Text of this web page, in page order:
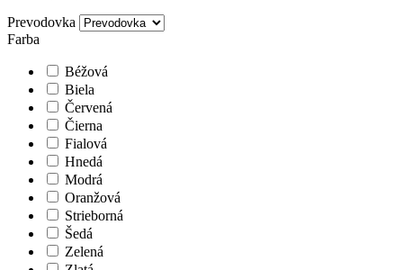
Prevodovka
Farba
Béžová
Biela
Červená
Čierna
Fialová
Hnedá
Modrá
Oranžová
Strieborná
Šedá
Zelená